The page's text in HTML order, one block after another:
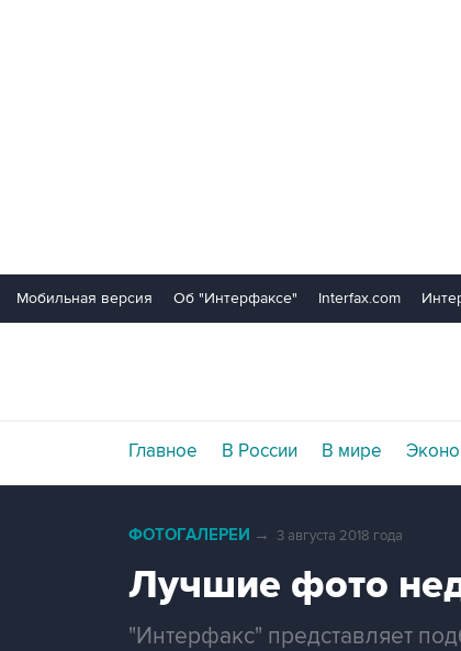
Мобильная версия Об "Интерфаксе" Interfax.com
Главное В России В мире
ФОТОГАЛЕРЕИ → 3 августа 2018 года
Лучшие фото
"Интерфакс" представляет